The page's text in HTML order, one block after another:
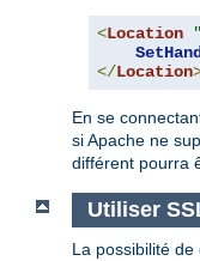
<Location
</Location
En se
si Apache ne
différent pourra
Utiliser
La possibilité